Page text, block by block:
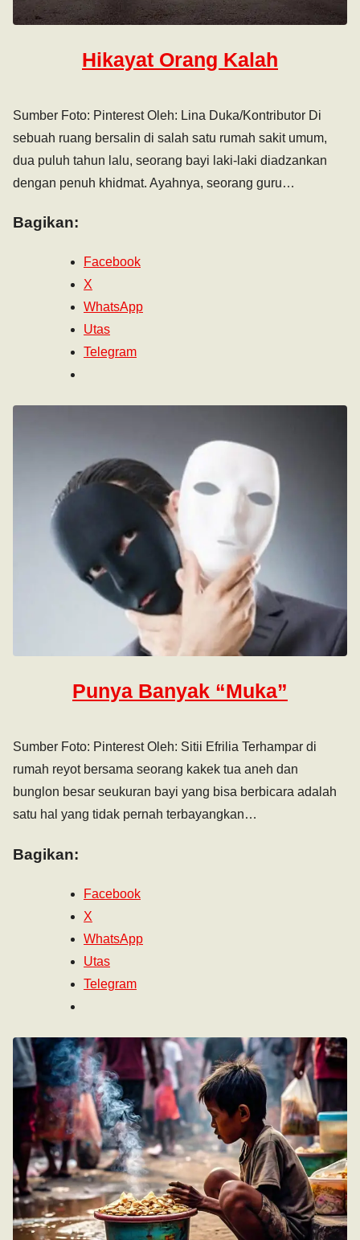
Hikayat Orang Kalah
Sumber Foto: Pinterest Oleh: Lina Duka/Kontributor Di
sebuah ruang bersalin di salah satu rumah sakit umum,
dua puluh tahun lalu, seorang bayi laki-laki diadzankan
dengan penuh khidmat. Ayahnya, seorang guru…
Bagikan:
Facebook
X
WhatsApp
Utas
Telegram
Punya Banyak “Muka”
Sumber Foto: Pinterest Oleh: Sitii Efrilia Terhampar di
rumah reyot bersama seorang kakek tua aneh dan
bunglon besar seukuran bayi yang bisa berbicara adalah
satu hal yang tidak pernah terbayangkan…
Bagikan:
Facebook
X
WhatsApp
Utas
Telegram